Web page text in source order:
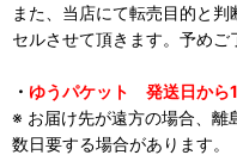
また、当店にて転売目的と
セルさせて頂きます。予めご
・ ゆうパケット 発送日から
※ お届け先が遠方の場合、離
数日要する場合があります。